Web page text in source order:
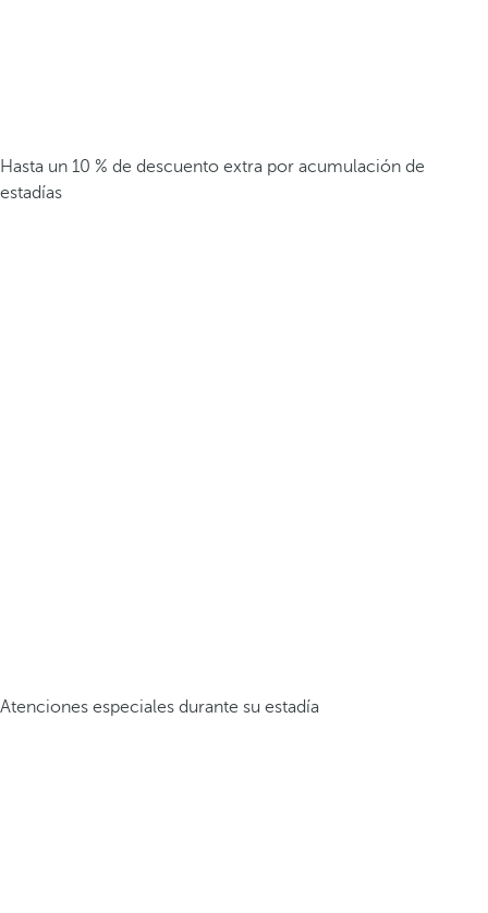
Hasta un 10 % de descuento extra por acumulación de
estadías
Atenciones especiales durante su estadía